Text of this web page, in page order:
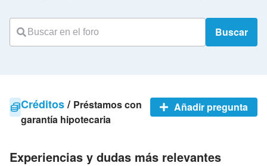
Buscar
Créditos/ Préstamos con
garantía hipotecaria
Añadir pregunta
Experiencias y dudas más relevantes